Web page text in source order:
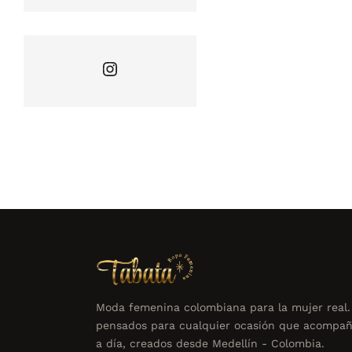
Moda femenina colombiana para la mujer real.
pensados para cualquier ocasión que
a día, creados desde Medellín - Colombia.